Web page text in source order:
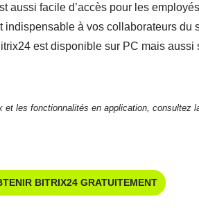
facile d’accès pour les
à vos collaborateurs
est disponible sur PC mais aussi
les fonctionnalités en application, consultez
BITRIX24 GRATUITEMENT